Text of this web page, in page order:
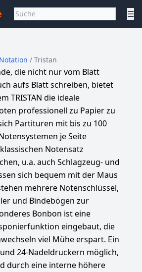
☰
Notation / Tristan
die nicht nur vom Blatt
aufs Blatt schreiben, bietet
TRISTAN die ideale
professionell zu Papier zu
Partituren mit bis zu 100
je Seite
Notensatz
u.a. auch Schlagzeug- und
sich bequem mit der Maus
mehrere Notenschlüssel,
und Bindebögen zur
Bonbon ist eine
eingebaut, die
viel Mühe erspart. Ein
24-Nadeldruckern möglich,
durch eine interne höhere